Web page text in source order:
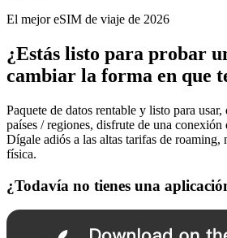
El mejor eSIM de viaje de 2026
¿Estás listo para probar
cambiar la forma en que
Paquete de datos rentable y listo para
países / regiones, disfrute de una conexión
Dígale adiós a las altas tarifas de roaming,
física.
¿Todavía no tienes una